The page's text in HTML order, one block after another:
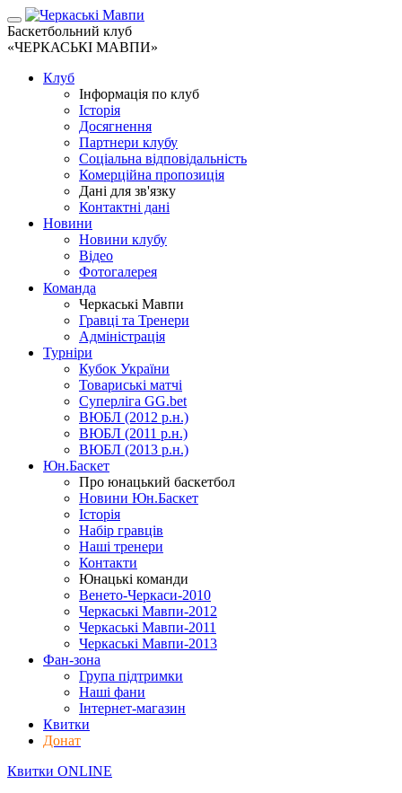
Баскетбольний клуб
«ЧЕРКАСЬКІ МАВПИ»
Клуб
Інформація по клуб
Історія
Досягнення
Партнери клубу
Соціальна відповідальність
Комерційна пропозиція
Дані для зв'язку
Контактні дані
Новини
Новини клубу
Відео
Фотогалерея
Команда
Черкаські Мавпи
Гравці та Тренери
Адміністрація
Турніри
Кубок України
Товариські матчі
Суперліга GG.bet
ВЮБЛ (2012 р.н.)
ВЮБЛ (2011 р.н.)
ВЮБЛ (2013 р.н.)
Юн.Баскет
Про юнацький баскетбол
Новини Юн.Баскет
Історія
Набір гравців
Наші тренери
Контакти
Юнацькі команди
Венето-Черкаси-2010
Черкаські Мавпи-2012
Черкаські Мавпи-2011
Черкаські Мавпи-2013
Фан-зона
Група підтримки
Наші фани
Інтернет-магазин
Квитки
Донат
Квитки ONLINE